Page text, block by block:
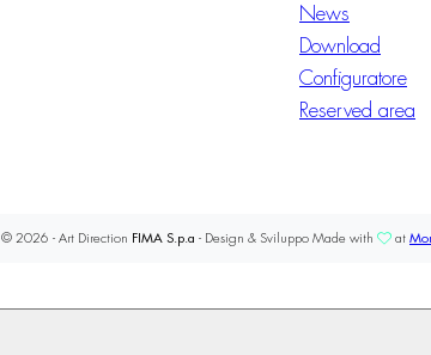
News
Download
Configuratore
Reserved area
© 2026 - Art Direction FIMA S.p.a - Design & Sviluppo Made with at